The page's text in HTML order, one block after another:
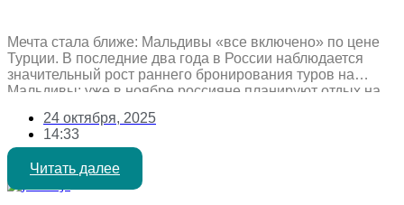
Мечта стала ближе: Мальдивы «все включено» по цене
Турции. В последние два года в России наблюдается
значительный рост раннего бронирования туров на
Мальдивы: уже в ноябре россияне планируют отдых на
предлагающие сервис в стиле турецких, по
сопоставимым или даже более низким ценам! Сезонные
различия в составе отдыхающих Есть […]
24 октября, 2025
14:33
Читать далее